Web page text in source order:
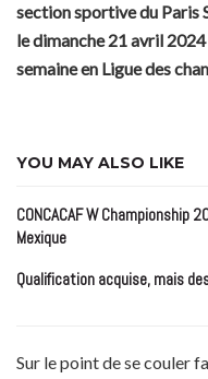
section sportive du Paris
le dimanche 21 avril
semaine en Ligue des
YOU MAY ALSO LIKE
CONCACAF W
Mexique
Qualification acquise, mais
Sur le point de se couler